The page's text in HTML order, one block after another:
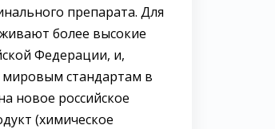
препарата. Для
более высокие
Федерации, и,
мировым стандартам в
новое российское
(химическое